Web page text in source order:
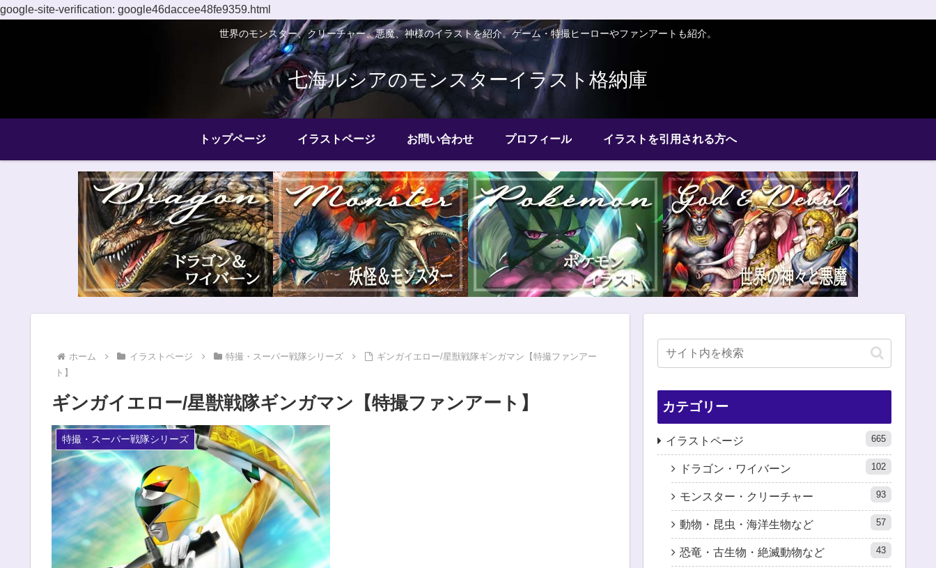
google-site-verification: google46daccee48fe9359.html
世界のモンスター、クリーチャー、悪魔、神様のイラストを紹介。ゲーム・特撮ヒーローやファンアートも紹介。
七海ルシアのモンスターイラスト格納庫
トップページ イラストページ お問い合わせ プロフィール イラストを引用される方へ
ホーム イラストページ 特撮・スーパー戦隊シリーズ
ギンガイエロー/星獣戦隊ギンガマン【特撮ファンアー
ト】
ギンガイエロー/星獣戦隊ギンガマン【特撮ファンアート】
特撮・スーパー戦隊シリーズ
カテゴリー
イラストページ 665
ドラゴン・ワイバーン 102
モンスター・クリーチャー 93
動物・昆虫・海洋生物など 57
恐竜・古生物・絶滅動物など 43